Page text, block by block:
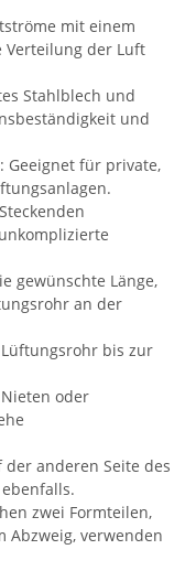
mit einem
Verteilung der Luft
Stahlblech und
und
Geeignet für private,
gewünschte Länge,
an der
bis zur
oder
anderen Seite des
zwei Formteilen,
Abzweig, verwenden